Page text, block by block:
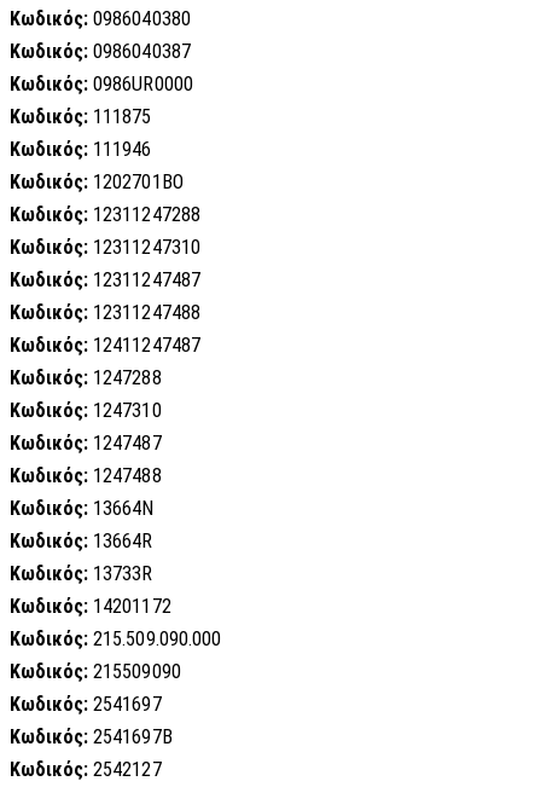
Κωδικός: 0986040380
Κωδικός: 0986040387
Κωδικός: 0986UR0000
Κωδικός: 111875
Κωδικός: 111946
Κωδικός: 1202701BO
Κωδικός: 12311247288
Κωδικός: 12311247310
Κωδικός: 12311247487
Κωδικός: 12311247488
Κωδικός: 12411247487
Κωδικός: 1247288
Κωδικός: 1247310
Κωδικός: 1247487
Κωδικός: 1247488
Κωδικός: 13664N
Κωδικός: 13664R
Κωδικός: 13733R
Κωδικός: 14201172
Κωδικός: 215.509.090.000
Κωδικός: 215509090
Κωδικός: 2541697
Κωδικός: 2541697B
Κωδικός: 2542127